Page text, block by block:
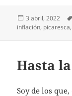
Publicado
el
3 abril, 2022
inflación, picaresca
Hasta
Soy de los